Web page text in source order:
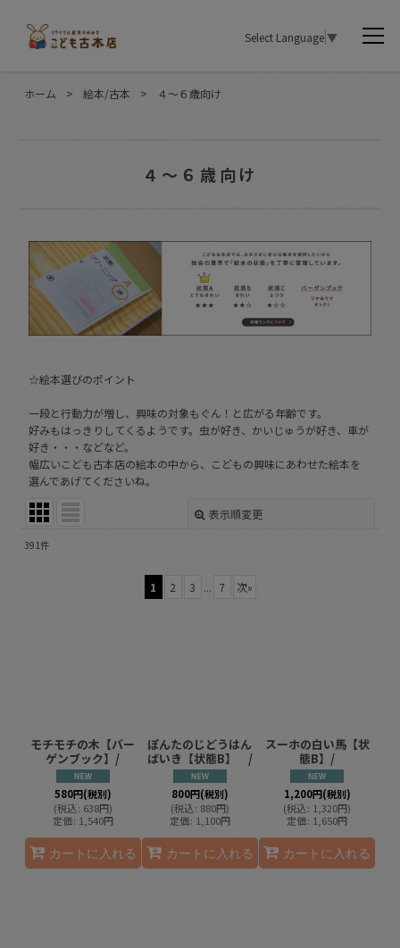
Select Language▼
ホーム > 絵本/古本 > ４〜６歳向け
４〜６歳向け
☆絵本選びのポイント
一段と行動力が増し、興味の対象もぐん！と広がる年齢です。
好みもはっきりしてくるようです。虫が好き、かいじゅうが好き、車が
好き・・・などなど。
幅広いこども古本店の絵本の中から、こどもの興味にあわせた絵本を
選んであげてくださいね。
表示順変更
391 件
1 2 3 ... 7 次»
モチモチの木【バー
ゲンブック】/
580円(税別)
(税込: 638円)
定価: 1,540円
カートに入れる
ぽんたのじどうはん
ばいき【状態B】 /
800円(税別)
(税込: 880円)
定価: 1,100円
カートに入れる
スーホの白い馬【状
態B】/
1,200円(税別)
(税込: 1,320円)
定価: 1,650円
カートに入れる